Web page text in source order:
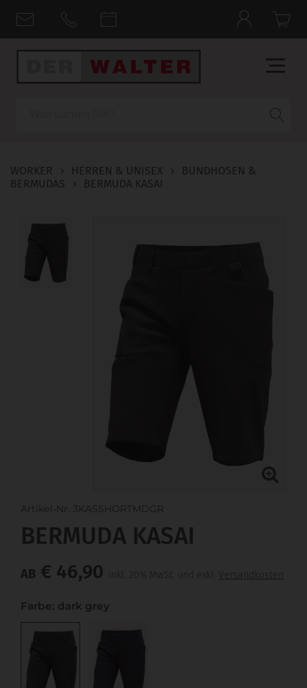
WORKER › HERREN & UNISEX ›
BUNDHOSEN &
BERMUDAS
› BERMUDA KASAI
Artikel-Nr. 3KASSHORTMDGR
BERMUDA KASAI
AB € 46,90 inkl. 20% MwSt. und exkl. Versandkosten
Farbe: dark grey